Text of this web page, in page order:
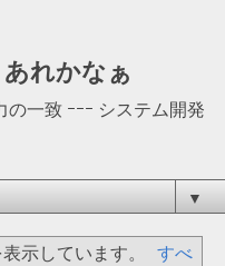
れかなぁ
一致 ｰｰｰ システム開発
▼
示しています。
すべ